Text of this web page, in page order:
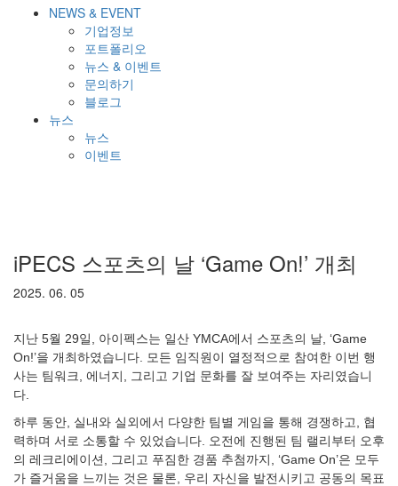
NEWS & EVENT
기업정보
포트폴리오
뉴스 & 이벤트
문의하기
블로그
뉴스
뉴스
이벤트
iPECS 스포츠의 날 ‘Game On!’ 개최
2025. 06. 05
지난 5월 29일, 아이펙스는 일산 YMCA에서 스포츠의 날, ‘Game
On!’을 개최하였습니다. 모든 임직원이 열정적으로 참여한 이번 행
사는 팀워크, 에너지, 그리고 기업 문화를 잘 보여주는 자리였습니
다.
하루 동안, 실내와 실외에서 다양한 팀별 게임을 통해 경쟁하고, 협
력하며 서로 소통할 수 있었습니다. 오전에 진행된 팀 랠리부터 오후
의 레크리에이션, 그리고 푸짐한 경품 추첨까지, ‘Game On’은 모두
가 즐거움을 느끼는 것은 물론, 우리 자신을 발전시키고 공동의 목표